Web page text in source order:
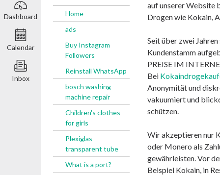
Dashboard
Calendar
Inbox
Home
ads
Buy Instagram
Followers
Reinstall WhatsApp
bosch washing
machine repair
Children's clothes
for girls
Plexiglas
transparent tube
What is a port?
auf unserer Website
Drogen wie Kokain,
Seit über zwei
Kundenstamm
PREISE IM
Bei
Anonymität und
vakuumiert und
schützen.
Wir akzeptieren nur
oder Monero als
gewährleisten. Vor
Beispiel Kokain, in